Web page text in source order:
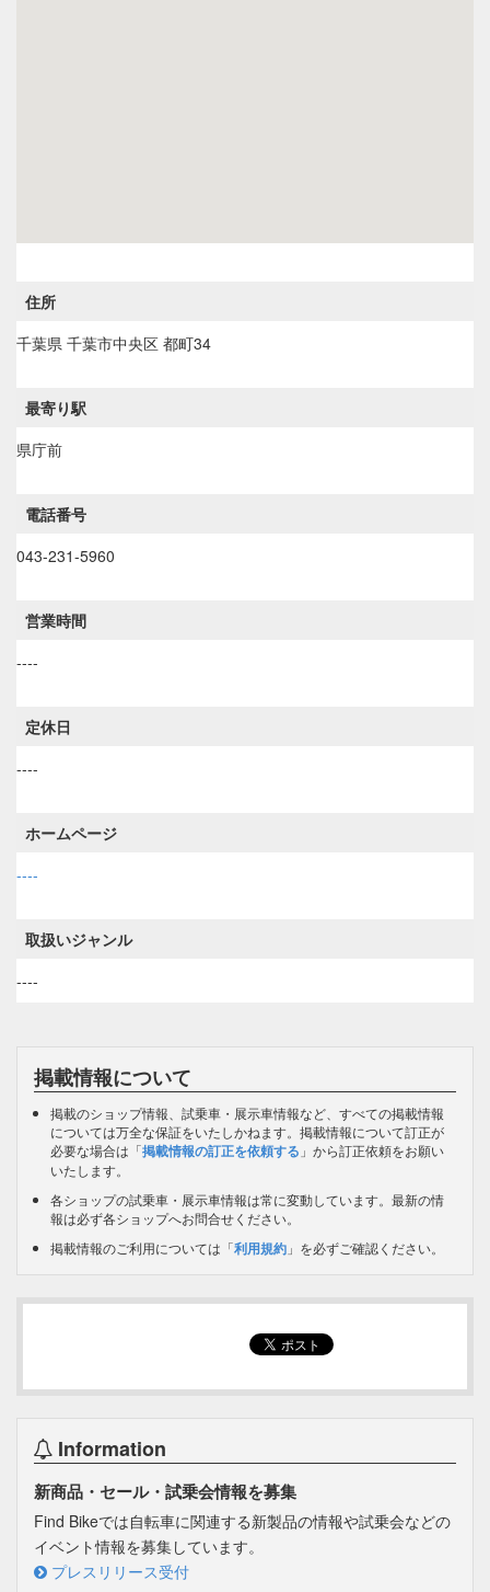
住所
千葉県 千葉市中央区 都町34
最寄り駅
県庁前
電話番号
043-231-5960
営業時間
----
定休日
----
ホームページ
----
取扱いジャンル
----
掲載情報について
掲載のショップ情報、試乗車・展示車情報など、すべての掲載情報
については万全な保証をいたしかねます。掲載情報について訂正が
必要な場合は「掲載情報の訂正を依頼する 」から訂正依頼をお願い
いたします。
各ショップの試乗車・展示車情報は常に変動しています。最新の情
報は必ず各ショップへお問合せください。
掲載情報のご利用については「利用規約 」を必ずご確認ください。
Information
新商品・セール・試乗会情報を募集
Find Bikeでは自転車に関連する新製品の情報や試乗会などの
イベント情報を募集しています。
プレスリリース受付